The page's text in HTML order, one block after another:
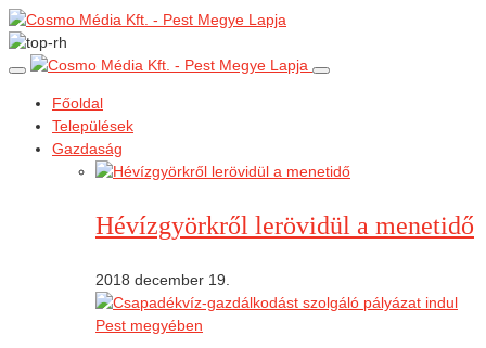
Főoldal
Települések
Gazdaság
Hévízgyörkről lerövidül a menetidő
2018 december 19.